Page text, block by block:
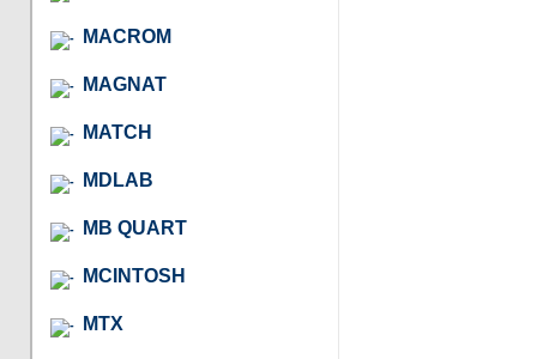
MACROM
MAGNAT
MATCH
MDLAB
MB QUART
MCINTOSH
MTX